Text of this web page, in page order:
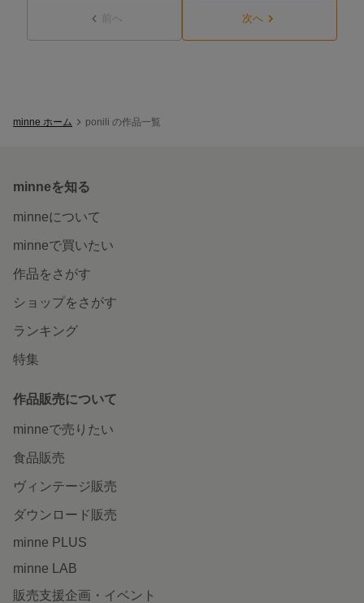
前へ 次へ
minne ホーム ponili の作品一覧
minneを知る
minneについて
minneで買いたい
作品をさがす
ショップをさがす
ランキング
特集
作品販売について
minneで売りたい
食品販売
ヴィンテージ販売
ダウンロード販売
minne PLUS
minne LAB
販売支援企画・イベント